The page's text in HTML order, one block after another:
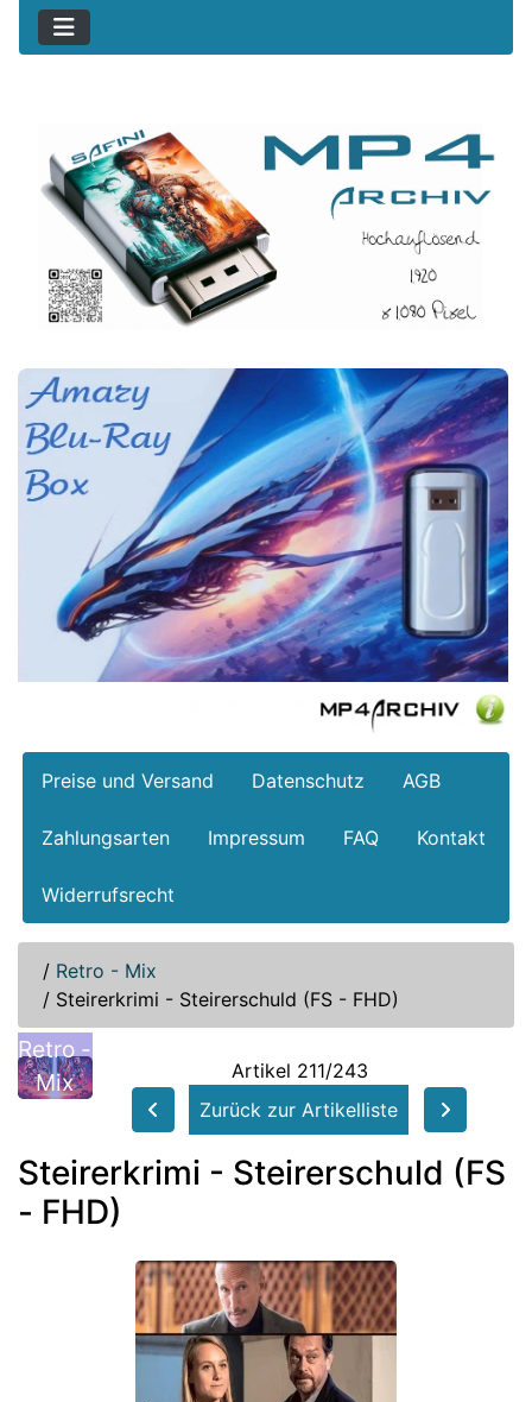
Preise und Versand Datenschutz AGB
Zahlungsarten Impressum FAQ Kontakt
Widerrufsrecht
/ Retro - Mix
/ Steirerkrimi - Steirerschuld (FS - FHD)
Retro -
Mix
Artikel 211/243
Zurück zur Artikelliste
Steirerkrimi - Steirerschuld (FS
- FHD)